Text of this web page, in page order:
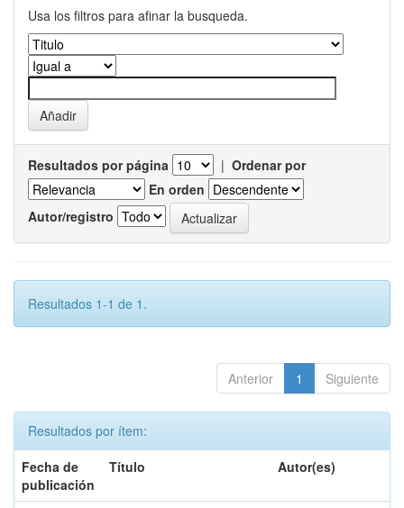
Usa los filtros para afinar la busqueda.
Resultados por página | Ordenar por
En orden
Autor/registro
Resultados 1-1 de 1.
Anterior 1 Siguiente
Resultados por ítem:
Fecha de
publicación
Título Autor(es)